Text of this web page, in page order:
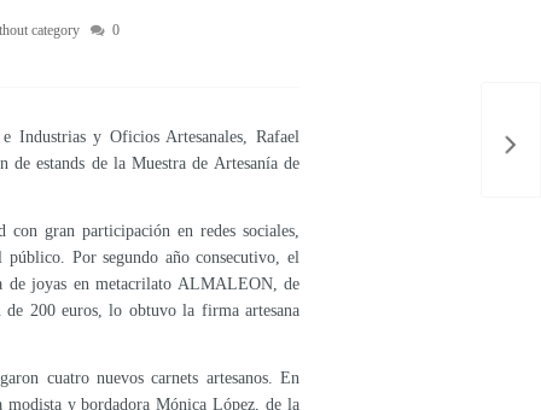
category 0
Industrias y Oficios Artesanales, Rafael
de estands de la Muestra de Artesanía de
con gran participación en redes sociales,
Por segundo año consecutivo, el
de joyas en metacrilato ALMALEON, de
200 euros, lo obtuvo la firma artesana
cuatro nuevos carnets artesanos. En
modista y bordadora Mónica López, de la